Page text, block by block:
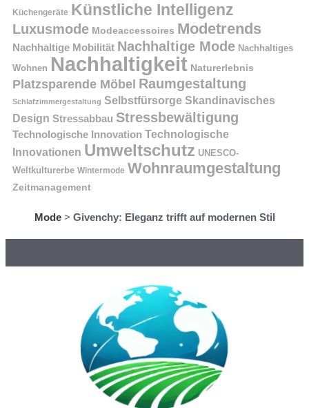
Küchengeräte Künstliche Intelligenz
Luxusmode Modeaccessoires Modetrends
Nachhaltige Mobilität Nachhaltige Mode Nachhaltiges
Wohnen Nachhaltigkeit Naturerlebnis
Platzsparende Möbel Raumgestaltung
Schlafzimmergestaltung Selbstfürsorge Skandinavisches
Design Stressabbau Stressbewältigung
Technologische Innovation Technologische
Innovationen Umweltschutz UNESCO-
Weltkulturerbe Wintermode Wohnraumgestaltung
Zeitmanagement
Mode> Givenchy: Eleganz trifft auf modernen Stil